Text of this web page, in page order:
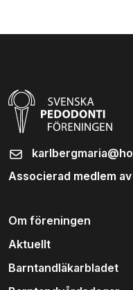
Associerad medlem
Om föreningen
Aktuellt
Barntandläkarbladet